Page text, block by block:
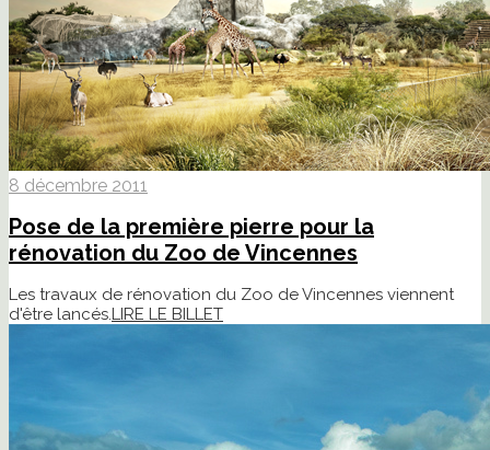
8 décembre 2011
Pose de la première pierre pour la
rénovation du Zoo de Vincennes
Les travaux de rénovation du Zoo de Vincennes viennent
d'être lancés.LIRE LE BILLET